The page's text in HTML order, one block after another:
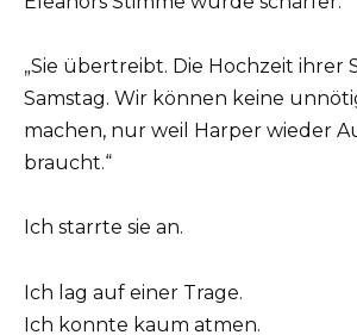
„Sie übertreibt. Die Hochzeit ihrer
Samstag. Wir können keine
machen, nur weil Harper wieder
braucht.“
Ich starrte sie an.
Ich lag auf einer Trage.
Ich konnte kaum atmen.